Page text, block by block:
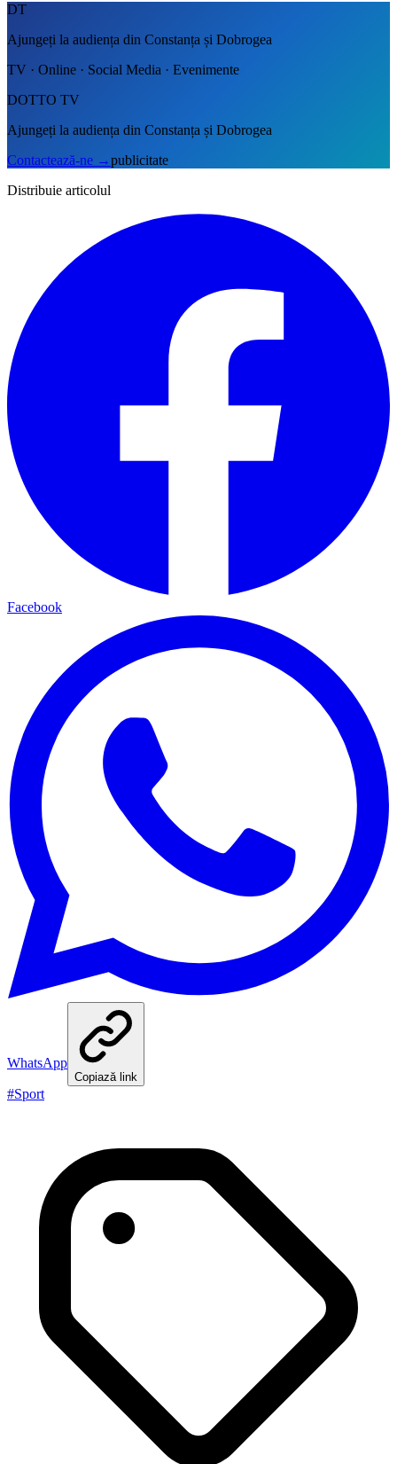
DT
Ajungeți la audiența din Constanța și Dobrogea
TV · Online · Social Media · Evenimente
DOTTO TV
Ajungeți la audiența din Constanța și Dobrogea
Contactează-ne →publicitate
Distribuie articolul
Facebook
WhatsApp
Copiază link
#Sport